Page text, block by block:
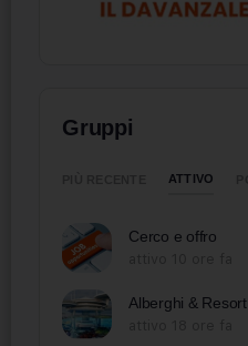
Gruppi
ATTIVO
Cerco e offro
Alberghi & Resort